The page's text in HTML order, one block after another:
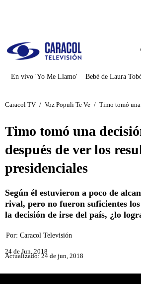
En vivo 'Yo Me Llamo' Bebé de Laura
Caracol TV / Voz Populi Te Ve / Timo tomó
Timo tomó una
después de ver los
presidenciales
Según él estuvieron a poco de
rival, pero no fueron suficientes
la decisión de irse del país, ¿lo
Por: Caracol Televisión
24 de Jun, 2018
Actualizado: 24 de jun, 2018